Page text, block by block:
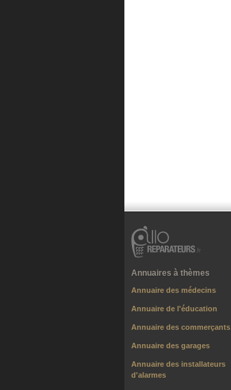
Annuaires à thèmes
Annuaire des médecins
Annuaire de l'éducation
Annuaire des commerçants
Annuaire des garages
Annuaire des installateurs
d'alarmes